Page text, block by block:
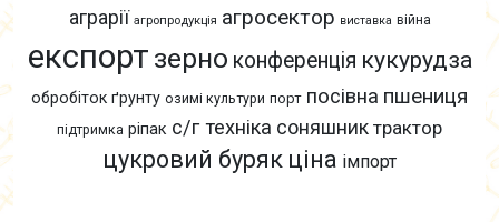
аграрії агропродукція агросектор виставка війна
експорт зерно конференція кукурудза
обробіток ґрунту озимі культури порт посівна пшениця
підтримка ріпак с/г техніка соняшник трактор
цукровий буряк ціна імпорт